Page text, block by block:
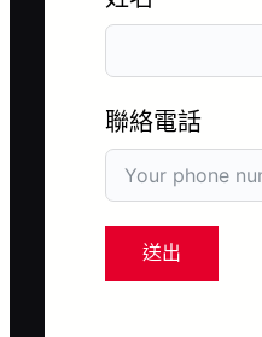
聯絡電話
送出